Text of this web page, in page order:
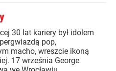
30 lat kariery był idolem
pop,
macho, wreszcie ikoną
17 września George